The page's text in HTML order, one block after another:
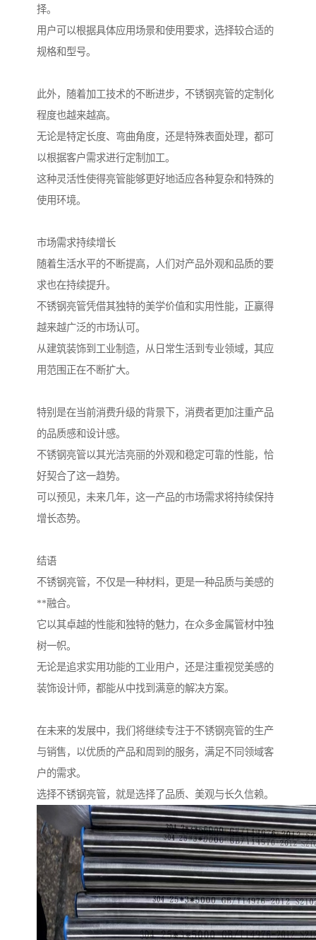
择。
用户可以根据具体应用场景和使用要求，选择较合适的
规格和型号。
此外，随着加工技术的不断进步，不锈钢亮管的定制化
程度也越来越高。
无论是特定长度、弯曲角度，还是特殊表面处理，都可
以根据客户需求进行定制加工。
这种灵活性使得亮管能够更好地适应各种复杂和特殊的
使用环境。
市场需求持续增长
随着生活水平的不断提高，人们对产品外观和品质的要
求也在持续提升。
不锈钢亮管凭借其独特的美学价值和实用性能，正赢得
越来越广泛的市场认可。
从建筑装饰到工业制造，从日常生活到专业领域，其应
用范围正在不断扩大。
特别是在当前消费升级的背景下，消费者更加注重产品
的品质感和设计感。
不锈钢亮管以其光洁亮丽的外观和稳定可靠的性能，恰
好契合了这一趋势。
可以预见，未来几年，这一产品的市场需求将持续保持
增长态势。
结语
不锈钢亮管，不仅是一种材料，更是一种品质与美感的
**融合。
它以其卓越的性能和独特的魅力，在众多金属管材中独
树一帜。
无论是追求实用功能的工业用户，还是注重视觉美感的
装饰设计师，都能从中找到满意的解决方案。
在未来的发展中，我们将继续专注于不锈钢亮管的生产
与销售，以优质的产品和周到的服务，满足不同领域客
户的需求。
选择不锈钢亮管，就是选择了品质、美观与长久信赖。